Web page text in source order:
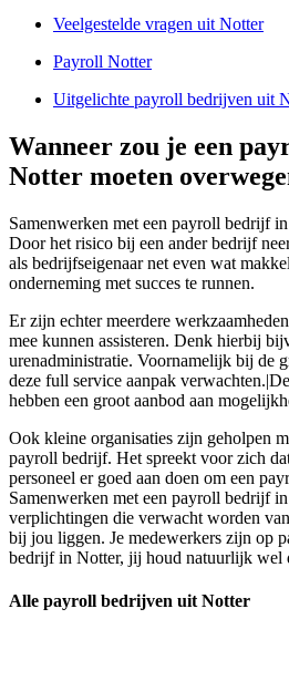
Veelgestelde vragen uit Notter
Payroll Notter
Uitgelichte payroll bedrijven uit
Wanneer zou je een
Notter moeten
Samenwerken met een payroll bedrijf
Door het risico bij een ander bedrijf
als bedrijfseigenaar net even wat
onderneming met succes te runnen.
Er zijn echter meerdere
mee kunnen assisteren. Denk hierbij
urenadministratie. Voornamelijk bij de
deze full service aanpak
hebben een groot aanbod aan
Ook kleine organisaties zijn geholpen
payroll bedrijf. Het spreekt voor zich
personeel er goed aan doen om een
Samenwerken met een payroll bedrijf
verplichtingen die verwacht worden
bij jou liggen. Je medewerkers zijn op
bedrijf in Notter, jij houd natuurlijk wel
Alle payroll bedrijven uit Notter